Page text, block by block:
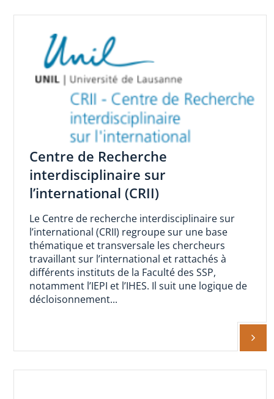
Centre de Recherche
interdisciplinaire sur
l’international (CRII)
Le Centre de recherche interdisciplinaire sur
l’international (CRII) regroupe sur une base
thématique et transversale les chercheurs
travaillant sur l’international et rattachés à
différents instituts de la Faculté des SSP,
notamment l’IEPI et l’IHES. Il suit une logique de
décloisonnement...